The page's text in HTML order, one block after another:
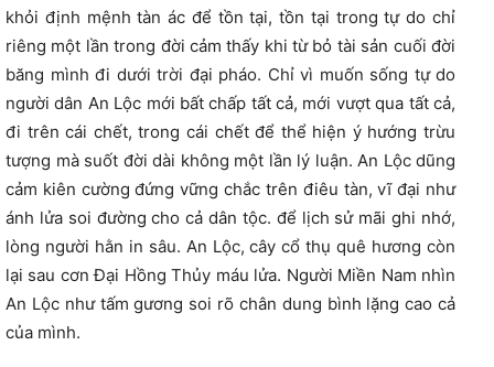
khỏi định mệnh tàn ác để tồn tại, tồn tại trong tự do chỉ
riêng một lần trong đời cảm thấy khi từ bỏ tài sản cuối đời
băng mình đi dưới trời đại pháo. Chỉ vì muốn sống tự do
người dân An Lộc mới bất chấp tất cả, mới vượt qua tất cả,
đi trên cái chết, trong cái chết để thể hiện ý hướng trừu
tượng mà suốt đời dài không một lần lý luận. An Lộc dũng
cảm kiên cường đứng vững chắc trên điêu tàn, vĩ đại như
ánh lửa soi đường cho cả dân tộc. để lịch sử mãi ghi nhớ,
lòng người hằn in sâu. An Lộc, cây cổ thụ quê hương còn
lại sau cơn Đại Hồng Thủy máu lửa. Người Miền Nam nhìn
An Lộc như tấm gương soi rõ chân dung bình lặng cao cả
của mình.